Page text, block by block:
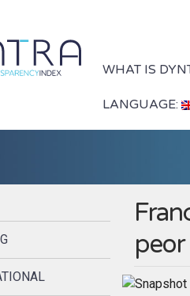
WHAT IS
LANGUAGE:
peor